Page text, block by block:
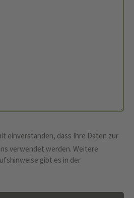
einverstanden, dass Ihre Daten zur
verwendet werden. Weitere
gibt es in der